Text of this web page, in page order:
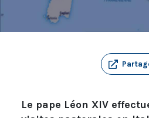
Le pape Léon XIV